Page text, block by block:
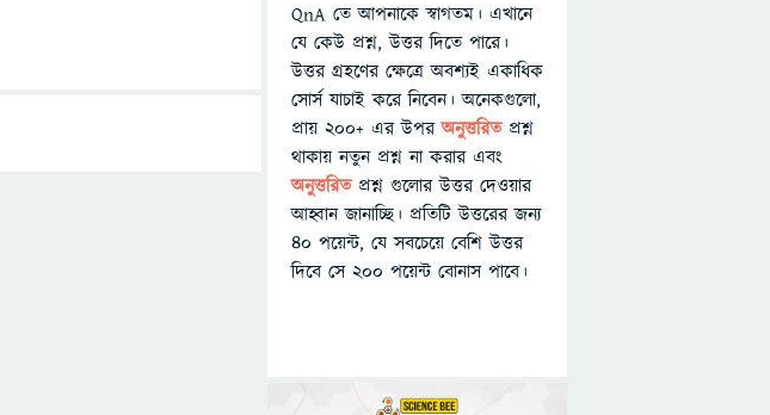
QnA তে আপনাকে স্বাগতম। এখানে
যে কেউ প্রশ্ন, উত্তর দিতে পারে।
উত্তর গ্রহণের ক্ষেত্রে অবশ্যই একাধিক
সোর্স যাচাই করে নিবেন। অনেকগুলো,
প্রায় ২০০+ এর উপরঅনুত্তরিতপ্রশ্ন
থাকায় নতুন প্রশ্ন না করার এবং
অনুত্তরিত প্রশ্ন গুলোর উত্তর দেওয়ার
আহ্বান জানাচ্ছি। প্রতিটি উত্তরের জন্য
৪০ পয়েন্ট, যে সবচেয়ে বেশি উত্তর
দিবে সে ২০০ পয়েন্ট বোনাস পাবে।